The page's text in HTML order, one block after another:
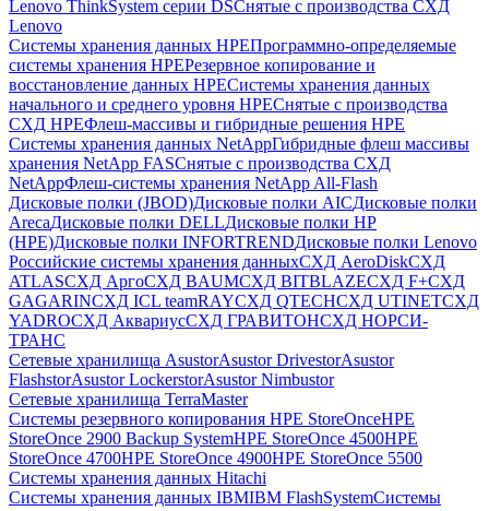
Lenovo ThinkSystem серии DSСнятые с производства СХД
Lenovo
Системы хранения данных HPEПрограммно-определяемые
системы хранения HPEРезервное копирование и
восстановление данных HPEСистемы хранения данных
начального и среднего уровня HPEСнятые с производства
СХД HPEФлеш-массивы и гибридные решения HPE
Cистемы хранения данных NetAppГибридные флеш массивы
хранения NetApp FASСнятые с производства СХД
NetAppФлеш-системы хранения NetApp All-Flash
Дисковые полки (JBOD)Дисковые полки AICДисковые полки
ArecaДисковые полки DELLДисковые полки HP
(HPE)Дисковые полки INFORTRENDДисковые полки Lenovo
Российские системы хранения данныхСХД AeroDiskСХД
ATLASСХД AргоСХД BAUMСХД BITBLAZEСХД F+СХД
GAGARINСХД ICL teamRAYСХД QTECHСХД UTINETСХД
YADROСХД АквариусСХД ГРАВИТОНСХД НОРСИ-
ТРАНС
Сетевые хранилища AsustorAsustor DrivestorAsustor
FlashstorAsustor LockerstorAsustor Nimbustor
Сетевые хранилища TerraMaster
Системы резервного копирования HPE StoreOnceHPE
StoreOnce 2900 Backup SystemHPE StoreOnce 4500HPE
StoreOnce 4700HPE StoreOnce 4900HPE StoreOnce 5500
Системы хранения данных Hitachi
Системы хранения данных IBMIBM FlashSystemСистемы